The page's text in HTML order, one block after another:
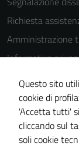
Richiesta
Amministrazione
Informativa
Cookie Policy
Note legali
Dichiarazione di
Piano di
Questo sito
cookie di
'Accetta tutti'
cliccando sul
soli cookie